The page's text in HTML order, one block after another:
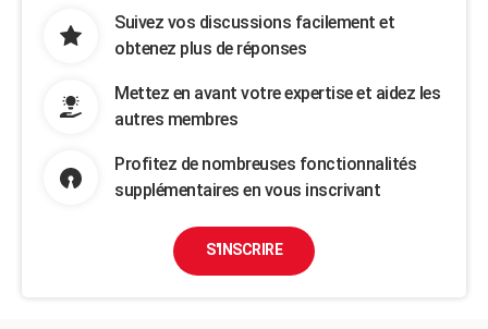
Suivez vos discussions facilement et
obtenez plus de réponses
Mettez en avant votre expertise et aidez les
autres membres
Profitez de nombreuses fonctionnalités
supplémentaires en vous inscrivant
S'INSCRIRE